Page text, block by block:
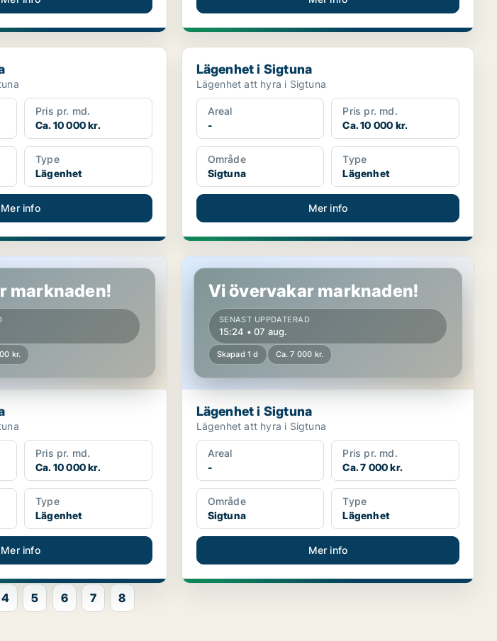
Pris pr. md.
Ca. 10 000 kr.
Type
Lägenhet
Mer info
Lägenhet i Sigtuna
Lägenhet i Sigtuna
Lägenhet att hyra i Sigtuna
Areal
-
Pris pr. md.
Ca. 10 000 kr.
Område
Sigtuna
Type
Lägenhet
Mer info
marknaden!
kr.
Pris pr. md.
Ca. 10 000 kr.
Type
Lägenhet
Mer info
Lägenhet i Sigtuna
Vi övervakar marknaden!
SENAST UPPDATERAD
15:24 • 07 aug.
Skapad 1 d Ca. 7 000 kr.
Lägenhet i Sigtuna
Lägenhet att hyra i Sigtuna
Areal
-
Pris pr. md.
Ca. 7 000 kr.
Område
Sigtuna
Type
Lägenhet
Mer info
4 5 6 7 8